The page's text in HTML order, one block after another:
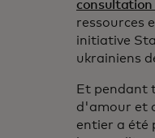
consultation
ressources
initiative
ukrainiens
Et pendant
d'amour et
entier a été